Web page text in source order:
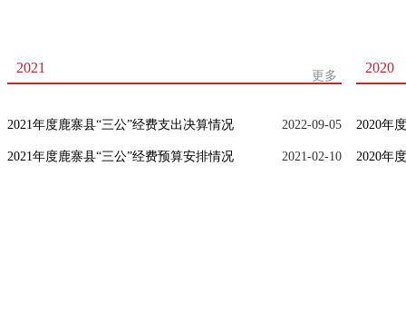
2021
更多
2021年度鹿寨县“三公”经费支出决算情况 2022-09-05
2021年度鹿寨县“三公”经费预算安排情况 2021-02-10
2020
2020年
2020年